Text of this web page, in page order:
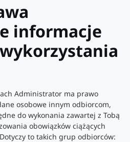
informacje
Administrator ma prawo
osobowe innym odbiorcom,
do wykonania zawartej z Tobą
obowiązków ciążących
to takich grup odbiorców: